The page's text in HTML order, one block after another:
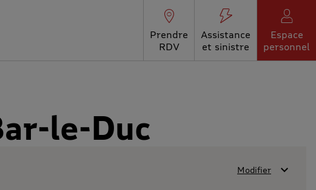
Prendre
RDV
Assistance
et sinistre
Espace
personnel
le-Duc
Modifier